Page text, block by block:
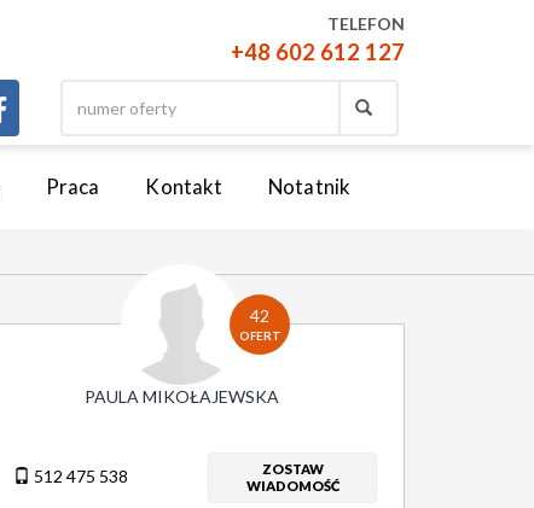
TELEFON
+48 602 612 127
Praca Kontakt Notatnik
42
OFERT
PAULA MIKOŁAJEWSKA
512 475 538
ZOSTAW
WIADOMOŚĆ